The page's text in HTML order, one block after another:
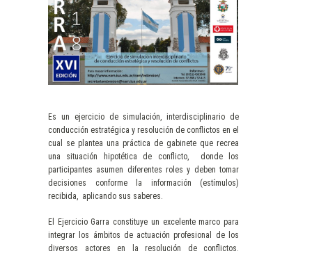
Es un ejercicio de simulación, interdisciplinario de
conducción estratégica y resolución de conflictos en el
cual se plantea una práctica de gabinete que recrea
una situación hipotética de conflicto, donde los
participantes asumen diferentes roles y deben tomar
decisiones conforme la información (estímulos)
recibida, aplicando sus saberes.
El Ejercicio Garra constituye un excelente marco para
integrar los ámbitos de actuación profesional de los
diversos actores en la resolución de conflictos.